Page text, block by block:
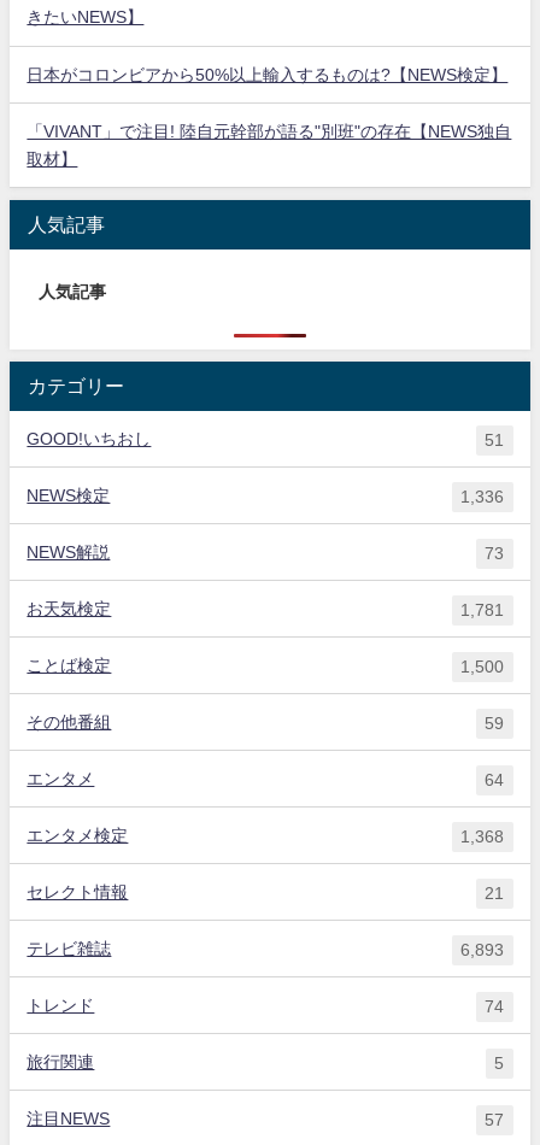
きたいNEWS】
日本がコロンビアから50%以上輸入するものは?【NEWS検定】
「VIVANT」で注目! 陸自元幹部が語る"別班"の存在【NEWS独自
取材】
人気記事
人気記事
カテゴリー
GOOD!いちおし 51
NEWS検定 1,336
NEWS解説 73
お天気検定 1,781
ことば検定 1,500
その他番組 59
エンタメ 64
エンタメ検定 1,368
セレクト情報 21
テレビ雑誌 6,893
トレンド 74
旅行関連 5
注目NEWS 57